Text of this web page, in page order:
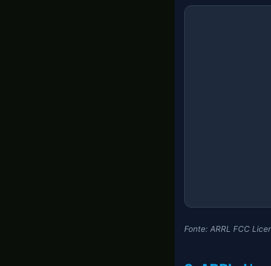
Fonte: ARRL FCC